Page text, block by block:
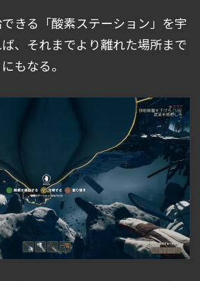
きる「酸素ステーション」を宇
、それまでより離れた場所まで
もなる。